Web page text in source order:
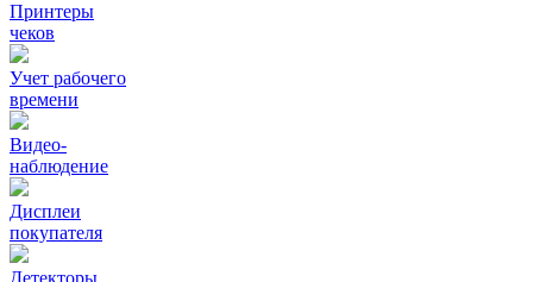
Принтеры
чеков
Учет рабочего
времени
Видео‑
наблюдение
Дисплеи
покупателя
Детекторы